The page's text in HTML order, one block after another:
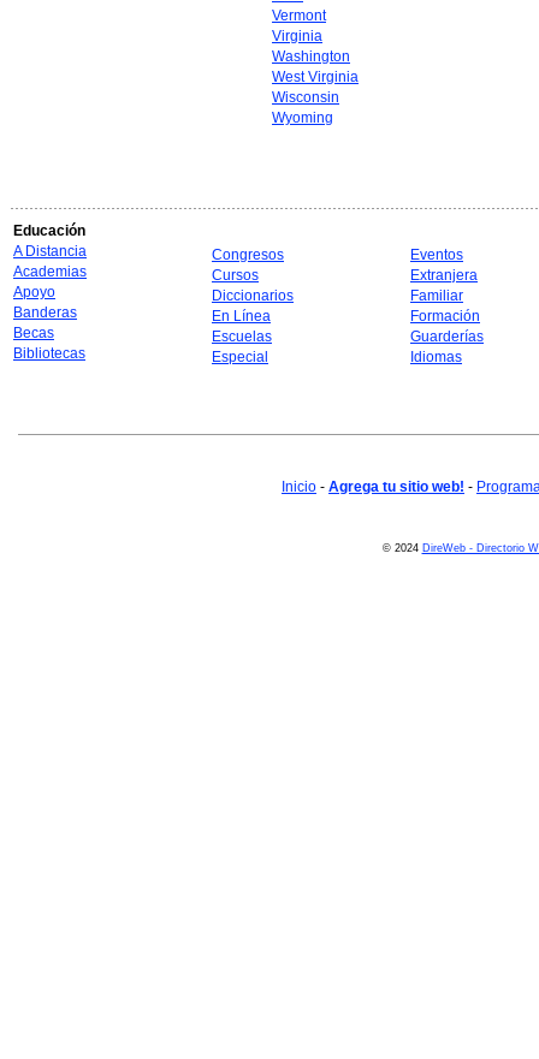
Vermont
Virginia
Washington
West Virginia
Wisconsin
Wyoming
Educación
A Distancia
Academias
Apoyo
Banderas
Becas
Bibliotecas
Congresos
Cursos
Diccionarios
En Línea
Escuelas
Especial
Eventos
Extranjera
Familiar
Formación
Guarderías
Idiomas
Inicio - Agrega tu sitio web! -
© 2024 DireWeb - Directorio